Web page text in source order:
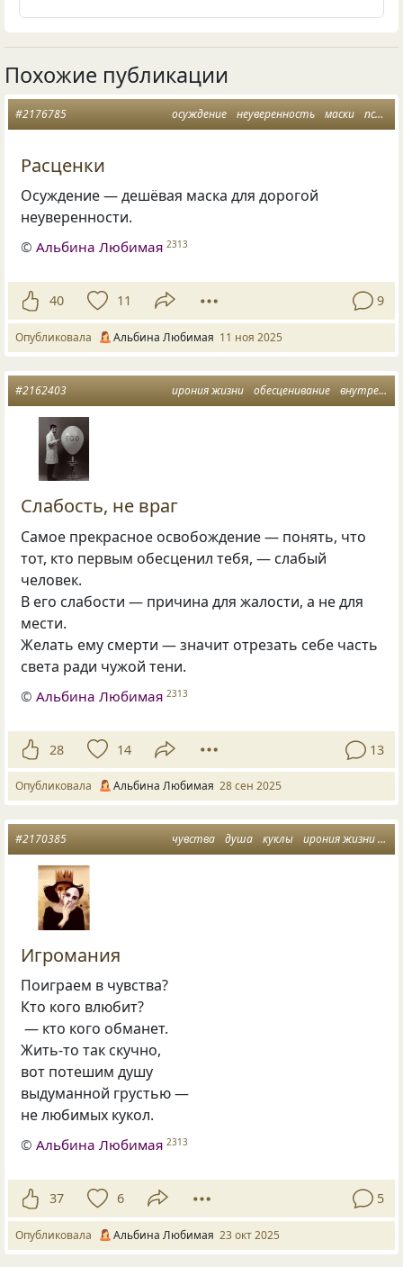
Похожие публикации
осуждение неуверенность маски психоанализ
#2176785
Расценки
Осуждение — дешёвая маска для дорогой
неуверенности.
©Альбина Любимая 2313
40 11 9
Опубликовала Альбина Любимая 11 ноя 2025
ирония жизни обесценивание внутренний свет
#2162403
Слабость, не враг
Самое прекрасное освобождение — понять, что
тот, кто первым обесценил тебя, — слабый
человек.
В его слабости — причина для жалости, а не для
мести.
Желать ему смерти — значит отрезать себе часть
света ради чужой тени.
©Альбина Любимая 2313
28 14 13
Опубликовала Альбина Любимая 28 сен 2025
чувства душа куклы ирония жизни
#2170385
Игромания
Поиграем в чувства?
Кто кого влюбит?
— кто кого обманет.
Жить‑то так скучно,
вот потешим душу
выдуманной грустью —
не любимых кукол.
©Альбина Любимая 2313
37 6 5
Опубликовала Альбина Любимая 23 окт 2025